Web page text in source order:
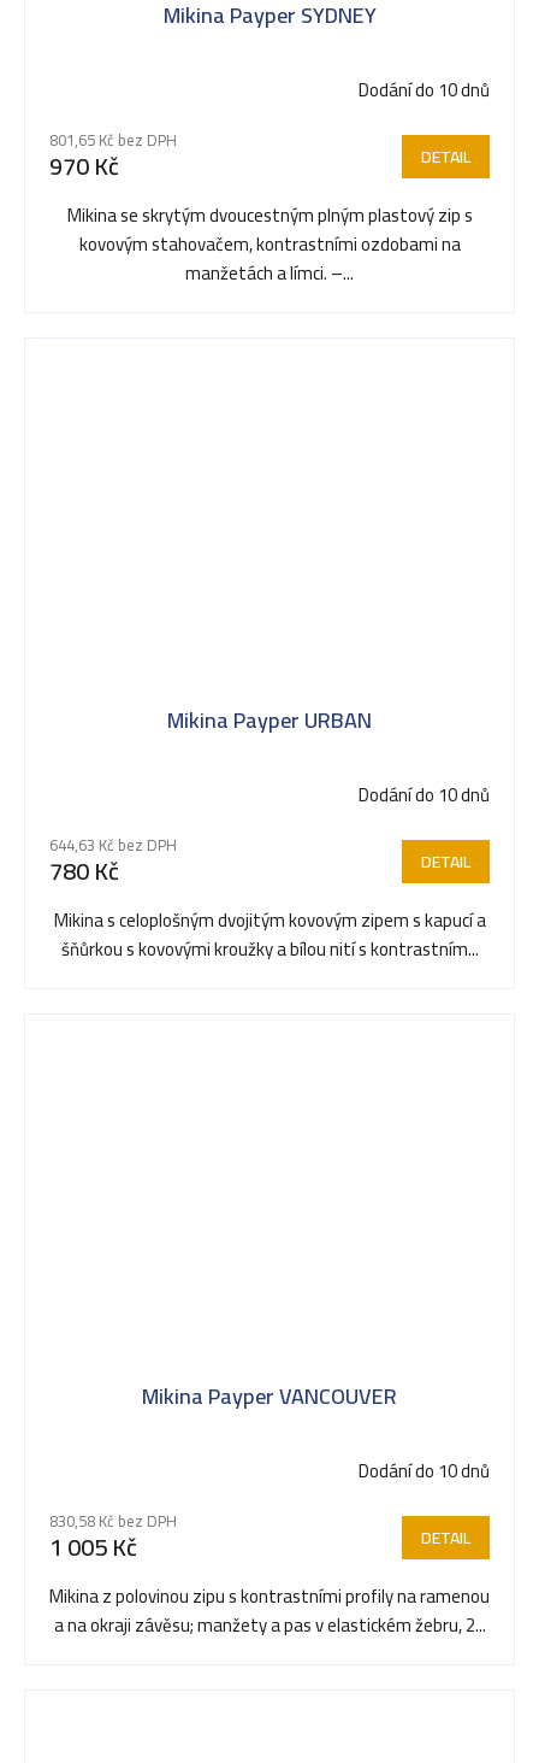
Mikina Payper SYDNEY
Dodání do 10 dnů
801,65 Kč bez DPH
970 Kč DETAIL
Mikina se skrytým dvoucestným plným plastový zip s
kovovým stahovačem, kontrastními ozdobami na
manžetách a límci. –...
Mikina Payper URBAN
Dodání do 10 dnů
644,63 Kč bez DPH
780 Kč DETAIL
Mikina s celoplošným dvojitým kovovým zipem s kapucí a
šňůrkou s kovovými kroužky a bílou nití s ​​kontrastním...
Mikina Payper VANCOUVER
Dodání do 10 dnů
830,58 Kč bez DPH
1 005 Kč DETAIL
Mikina z polovinou zipu s kontrastními profily na ramenou
a na okraji závěsu; manžety a pas v elastickém žebru, 2...